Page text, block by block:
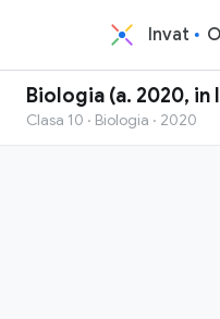
Invat
Biologia (a. 2020, in
Clasa 10 · Biologia · 2020